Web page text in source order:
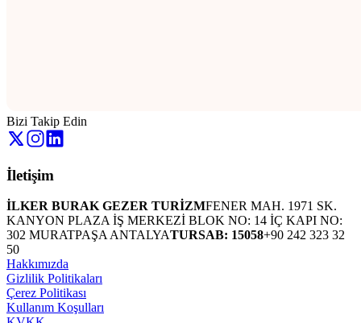
Bizi Takip Edin
İletişim
İLKER BURAK GEZER TURİZMFENER MAH. 1971 SK.
KANYON PLAZA İŞ MERKEZİ BLOK NO: 14 İÇ KAPI NO:
302 MURATPAŞA ANTALYATURSAB: 15058+90 242 323 32
50
Hakkımızda
Gizlilik Politikaları
Çerez Politikası
Kullanım Koşulları